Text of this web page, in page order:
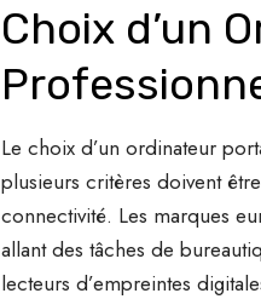
Choix d’un
Le choix d’un ordinateur
plusieurs critères doivent
connectivité. Les marques
allant des tâches de
lecteurs d’empreintes